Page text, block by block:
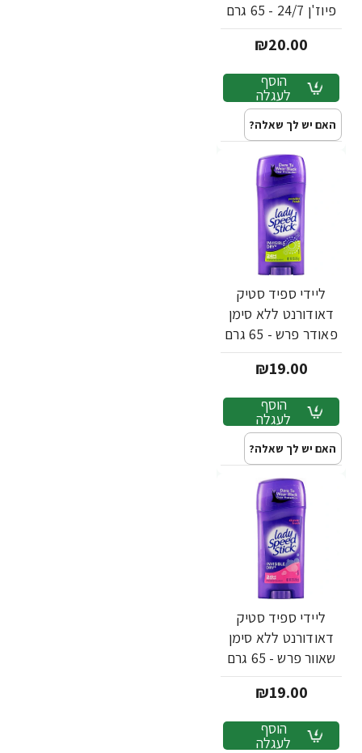
פיוז'ן 24/7 - 65 גרם
₪20.00
הוסף
לעגלה
האם יש לך שאלה?
ליידי ספיד סטיק
דאודורנט ללא סימן
פאודר פרש - 65 גרם
₪19.00
הוסף
לעגלה
האם יש לך שאלה?
ליידי ספיד סטיק
דאודורנט ללא סימן
שאוור פרש - 65 גרם
₪19.00
הוסף
לעגלה